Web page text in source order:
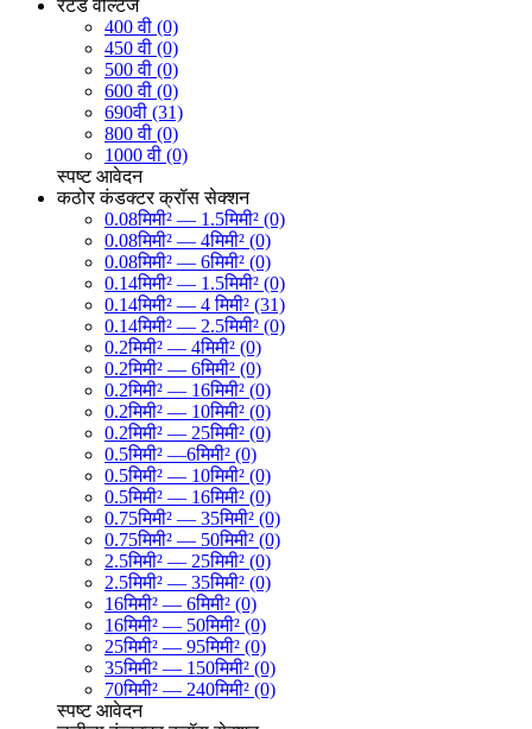
रेटेड वोल्टेज
400 वी (0)
450 वी (0)
500 वी (0)
600 वी (0)
690वी (31)
800 वी (0)
1000 वी (0)
स्पष्ट आवेदन
कठोर कंडक्टर क्रॉस सेक्शन
0.08मिमी² — 1.5मिमी² (0)
0.08मिमी² — 4मिमी² (0)
0.08मिमी² — 6मिमी² (0)
0.14मिमी² — 1.5मिमी² (0)
0.14मिमी² — 4 मिमी² (31)
0.14मिमी² — 2.5मिमी² (0)
0.2मिमी² — 4मिमी² (0)
0.2मिमी² — 6मिमी² (0)
0.2मिमी² — 16मिमी² (0)
0.2मिमी² — 10मिमी² (0)
0.2मिमी² — 25मिमी² (0)
0.5मिमी² —6मिमी² (0)
0.5मिमी² — 10मिमी² (0)
0.5मिमी² — 16मिमी² (0)
0.75मिमी² — 35मिमी² (0)
0.75मिमी² — 50मिमी² (0)
2.5मिमी² — 25मिमी² (0)
2.5मिमी² — 35मिमी² (0)
16मिमी² — 6मिमी² (0)
16मिमी² — 50मिमी² (0)
25मिमी² — 95मिमी² (0)
35मिमी² — 150मिमी² (0)
70मिमी² — 240मिमी² (0)
स्पष्ट आवेदन